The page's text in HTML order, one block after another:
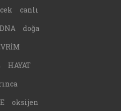
canlı
DNA
doğa
HAYAT
oksijen